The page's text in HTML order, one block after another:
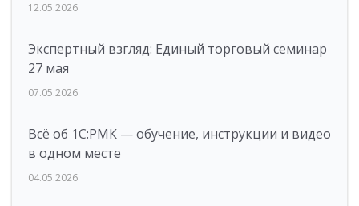
12.05.2026
Экспертный взгляд: Единый торговый семинар
27 мая
07.05.2026
Всё об 1С:РМК — обучение, инструкции и видео
в одном месте
04.05.2026